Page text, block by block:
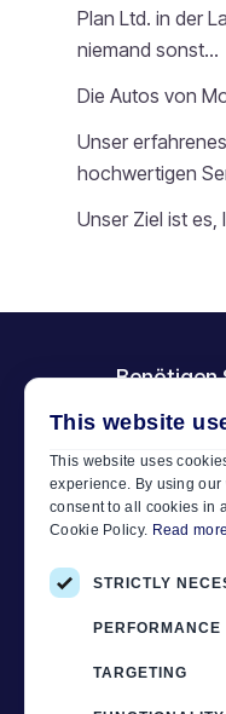
Plan Ltd. in der
niemand sonst...
Die Autos von
Unser
hochwertigen
Unser Ziel ist
Benötigen
Sie uns an
+30
Car Motor Plan
Hersonissos,
This website
This website uses
experience. By using our
consent to all cookies in
Cookie Policy. Read more
STRICTLY
PERFORMANCE
TARGETING